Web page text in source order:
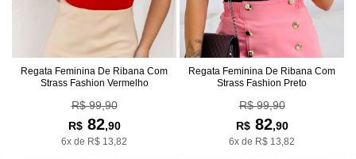
Regata Feminina De Ribana Com
Strass Fashion Vermelho
R$ 99,90
R$82,90
6x de R$ 13,82
Regata Feminina De Ribana Com
Strass Fashion Preto
R$ 99,90
R$82,90
6x de R$ 13,82